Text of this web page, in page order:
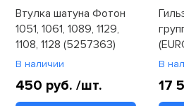
Втулка шатуна Фотон
1051, 1061, 1089, 1129,
1108, 1128 (5257363)
В наличии
450 руб./шт.
В
17